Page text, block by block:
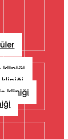
kliniği
kliniği